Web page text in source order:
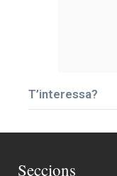
T’interessa?
Seccions